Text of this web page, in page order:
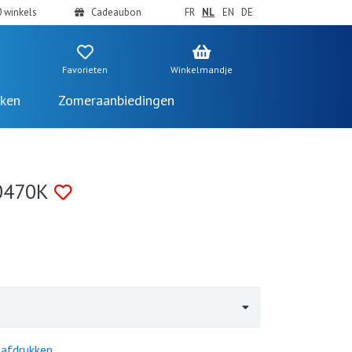
winkels Cadeaubon FR NL EN DE
Favorieten Winkelmandje
Zomeraanbiedingen